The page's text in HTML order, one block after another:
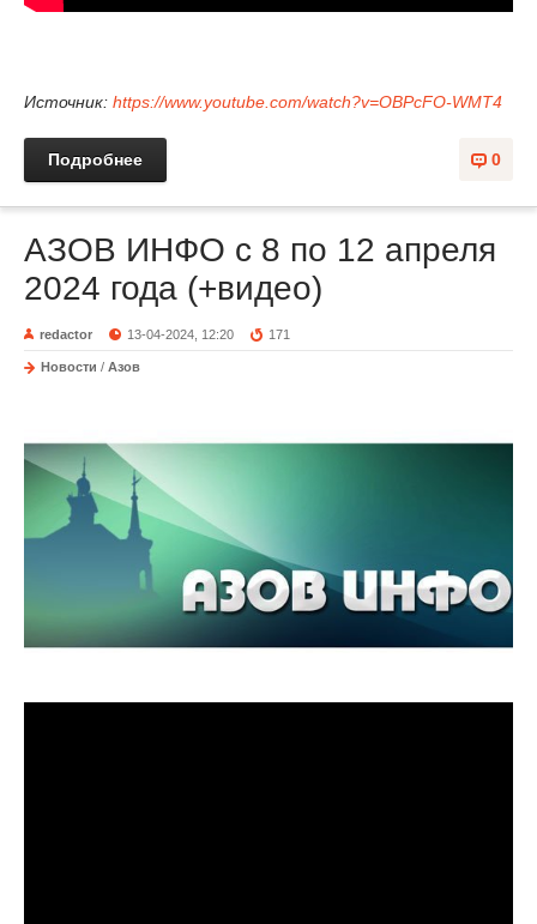
Источник: https://www.youtube.com/watch?v=OBPcFO-WMT4
0
Подробнее
АЗОВ ИНФО с 8 по 12 апреля
2024 года (+видео)
redactor 13-04-2024, 12:20 171
Новости / Азов